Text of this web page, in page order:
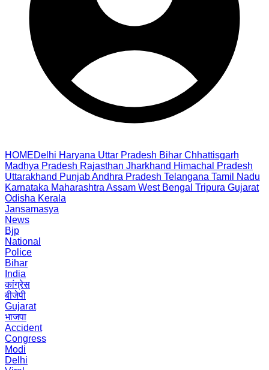
HOMEDelhi Haryana Uttar Pradesh Bihar Chhattisgarh
Madhya Pradesh Rajasthan Jharkhand Himachal Pradesh
Uttarakhand PunjabAndhra Pradesh Telangana Tamil Nadu
Karnataka Maharashtra Assam West Bengal Tripura Gujarat
Odisha Kerala
Jansamasya
News
Bjp
National
Police
Bihar
India
कांग्रेस
बीजेपी
Gujarat
भाजपा
Accident
Congress
Modi
Delhi